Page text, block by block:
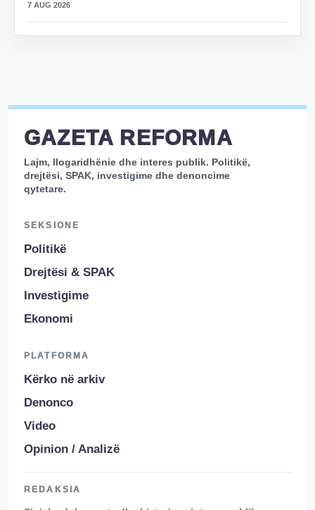
7 AUG 2026
GAZETA REFORMA
Lajm, llogaridhënie dhe interes publik. Politikë,
drejtësi, SPAK, investigime dhe denoncime
qytetare.
SEKSIONE
Politikë
Drejtësi & SPAK
Investigime
Ekonomi
PLATFORMA
Kërko në arkiv
Denonco
Video
Opinion / Analizë
REDAKSIA